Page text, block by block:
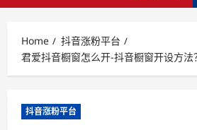
Home
抖音涨粉平台
君爱抖音橱窗怎么开-抖音橱窗开设方法
抖音涨粉平台